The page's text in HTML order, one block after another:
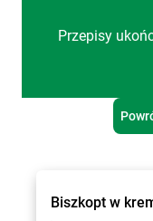
Przepisy
Biszkopt w